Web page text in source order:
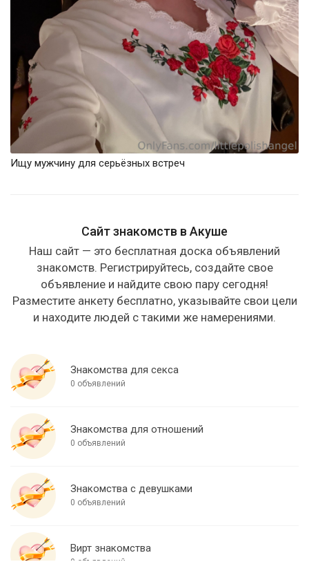
Ищу мужчину для серьёзных встреч
Сайт знакомств в Акуше
Наш сайт — это бесплатная доска объявлений
знакомств. Регистрируйтесь, создайте свое
объявление и найдите свою пару сегодня!
Разместите анкету бесплатно, указывайте свои цели
и находите людей с такими же намерениями.
Знакомства для секса
0 объявлений
Знакомства для отношений
0 объявлений
Знакомства с девушками
0 объявлений
Вирт знакомства
0 объявлений